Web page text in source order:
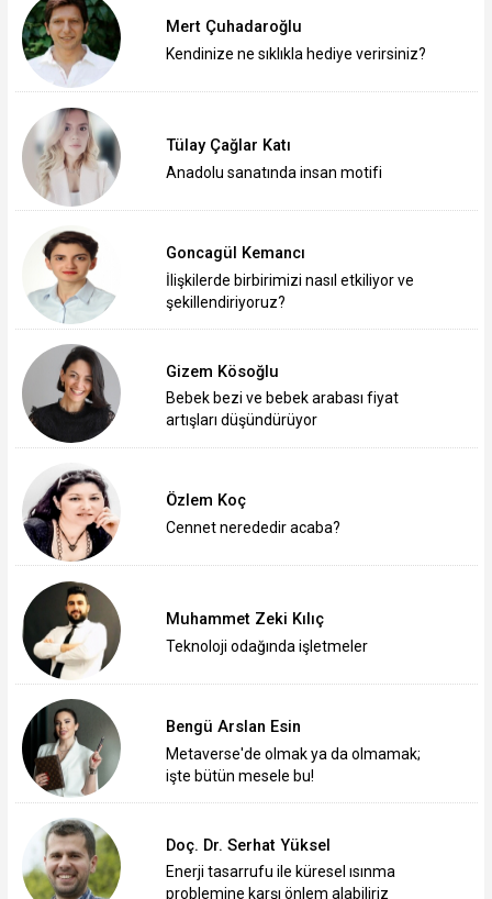
Mert Çuhadaroğlu
Kendinize ne sıklıkla hediye verirsiniz?
Tülay Çağlar Katı
Anadolu sanatında insan motifi
Goncagül Kemancı
İlişkilerde birbirimizi nasıl etkiliyor ve
şekillendiriyoruz?
Gizem Kösoğlu
Bebek bezi ve bebek arabası fiyat
artışları düşündürüyor
Özlem Koç
Cennet nerededir acaba?
Muhammet Zeki Kılıç
Teknoloji odağında işletmeler
Bengü Arslan Esin
Metaverse'de olmak ya da olmamak;
işte bütün mesele bu!
Doç. Dr. Serhat Yüksel
Enerji tasarrufu ile küresel ısınma
problemine karşı önlem alabiliriz